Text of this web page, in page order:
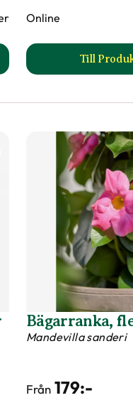
AMOURETTE
Online
Till
till
Bägarranka,
Mandevilla sanderi
Från 179:-